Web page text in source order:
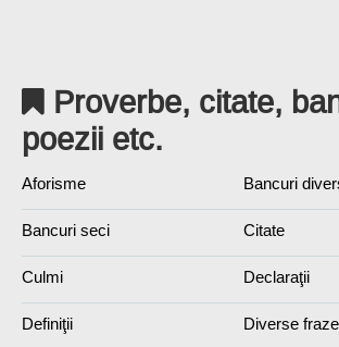
Proverbe, citate,
poezii etc.
Aforisme Bancuri
Bancuri seci Citate
Culmi Declaraţii
Definiţii Diverse fraze